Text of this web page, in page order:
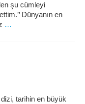
şu cümleyi
Dünyanın en
…
tarihin en büyük